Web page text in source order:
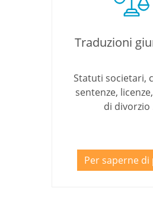
Traduzioni
Statuti societari,
sentenze,
di divorzio
Per saperne di